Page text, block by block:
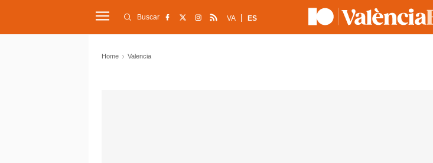
Buscar VA ES
Home Valencia